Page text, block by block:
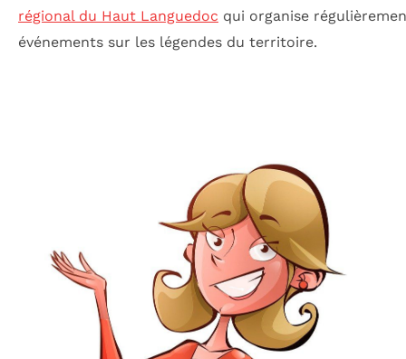
régional du Haut Languedoc qui organise
événements sur les légendes du territoire.